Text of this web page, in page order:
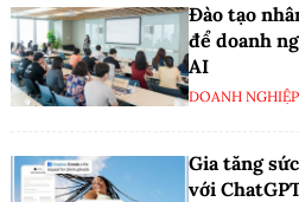
Đào tạo
để doanh
AI
DOANH
Gia tăng
với